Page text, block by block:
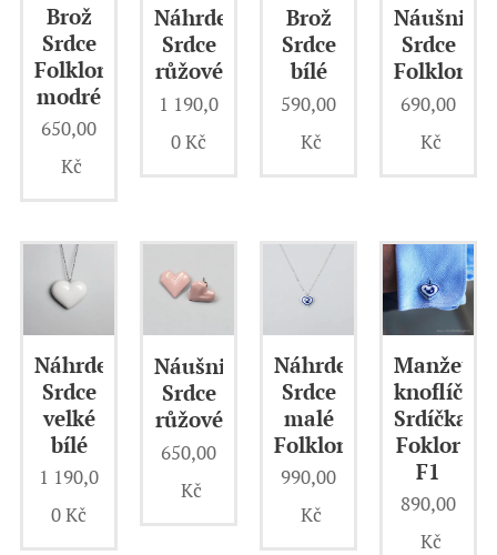
Brož
Srdce
Folklor
modré
650,00
Kč
Náhrdelník
Srdce
růžové
1 190,0
0Kč
Brož
Srdce
bílé
590,00
Kč
Náušnice
Srdce
Folklor
690,00
Kč
Náhrdelník
Srdce
velké
bílé
1 190,0
0Kč
Náušnice
Srdce
růžové
650,00
Kč
Náhrdelník
Srdce
malé
Folklor
990,00
Kč
knoflíčky
Srdíčka
Foklor
F1
890,00
Kč